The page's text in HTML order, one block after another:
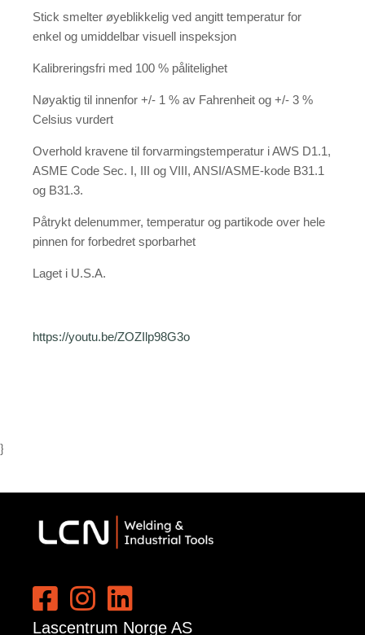
Stick smelter øyeblikkelig ved angitt temperatur for
enkel og umiddelbar visuell inspeksjon
Kalibreringsfri med 100 % pålitelighet
Nøyaktig til innenfor +/- 1 % av Fahrenheit og +/- 3 %
Celsius vurdert
Overhold kravene til forvarmingstemperatur i AWS D1.1,
ASME Code Sec. I, III og VIII, ANSI/ASME-kode B31.1
og B31.3.
Påtrykt delenummer, temperatur og partikode over hele
pinnen for forbedret sporbarhet
Laget i U.S.A.
https://youtu.be/ZOZIlp98G3o
}
Lascentrum Norge AS